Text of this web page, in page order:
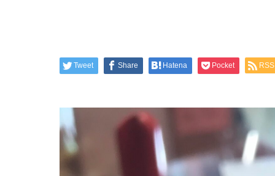
Tweet Share Hatena Pocket RSS